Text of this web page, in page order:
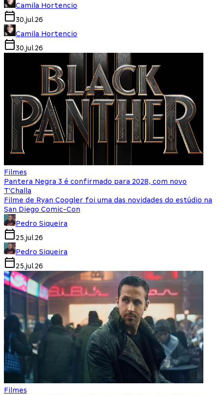
Camila Hortencio
30.jul.26
Camila Hortencio
30.jul.26
Filmes
Pantera Negra 3 é confirmado para 2028, com novo
T'Challa
Filme de Ryan Coogler foi uma das novidades do estúdio na
San Diego Comic-Con
Pedro Siqueira
25.jul.26
Pedro Siqueira
25.jul.26
Filmes